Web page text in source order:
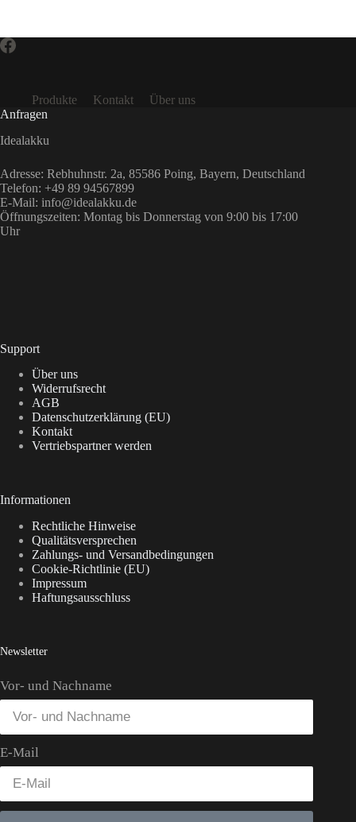
Produkte Kontakt
Über uns
Anfragen
Idealakku
Adresse: Rebhuhnstr. 2a, 85586 Poing, Bayern, Deutschland
Telefon: +49 89 94567899
E-Mail: info@idealakku.de
Öffnungszeiten: Montag bis Donnerstag von 9:00 bis 17:00
Uhr
Support
Über uns
Widerrufsrecht
AGB
Datenschutzerklärung (EU)
Kontakt
Vertriebspartner werden
Informationen
Rechtliche Hinweise
Qualitätsversprechen
Zahlungs- und Versandbedingungen
Cookie-Richtlinie (EU)
Impressum
Haftungsausschluss
Newsletter
Vor- und Nachname
E-Mail